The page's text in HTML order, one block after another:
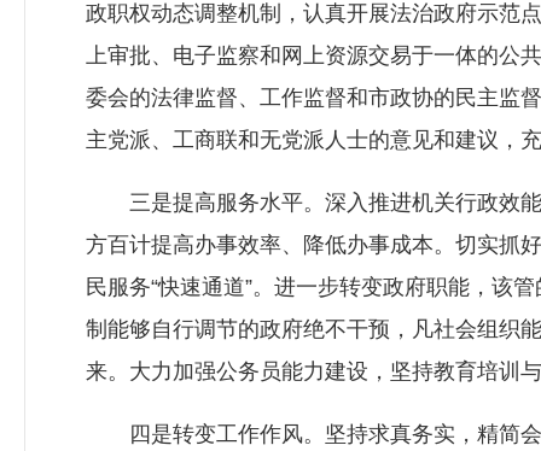
政职权动态调整机制，认真开展法治政府示范
上审批、电子监察和网上资源交易于一体的公
委会的法律监督、工作监督和市政协的民主监
主党派、工商联和无党派人士的意见和建议，
三是提高服务水平。深入推进机关行政效能
方百计提高办事效率、降低办事成本。切实抓
民服务“快速通道”。进一步转变政府职能，该
制能够自行调节的政府绝不干预，凡社会组织
来。大力加强公务员能力建设，坚持教育培训
四是转变工作作风。坚持求真务实，精简会